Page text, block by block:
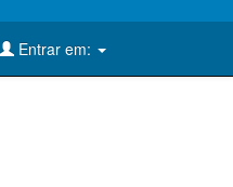
Entrar em: